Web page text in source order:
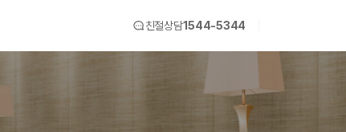
친절상담1544-5344